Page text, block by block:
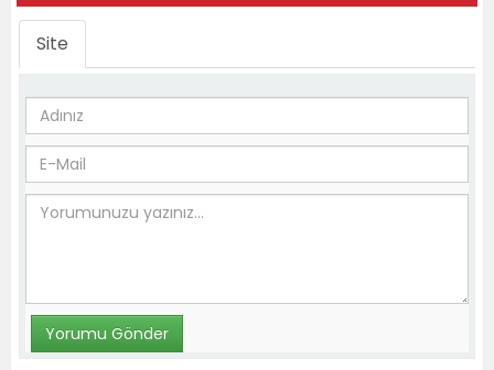
Site